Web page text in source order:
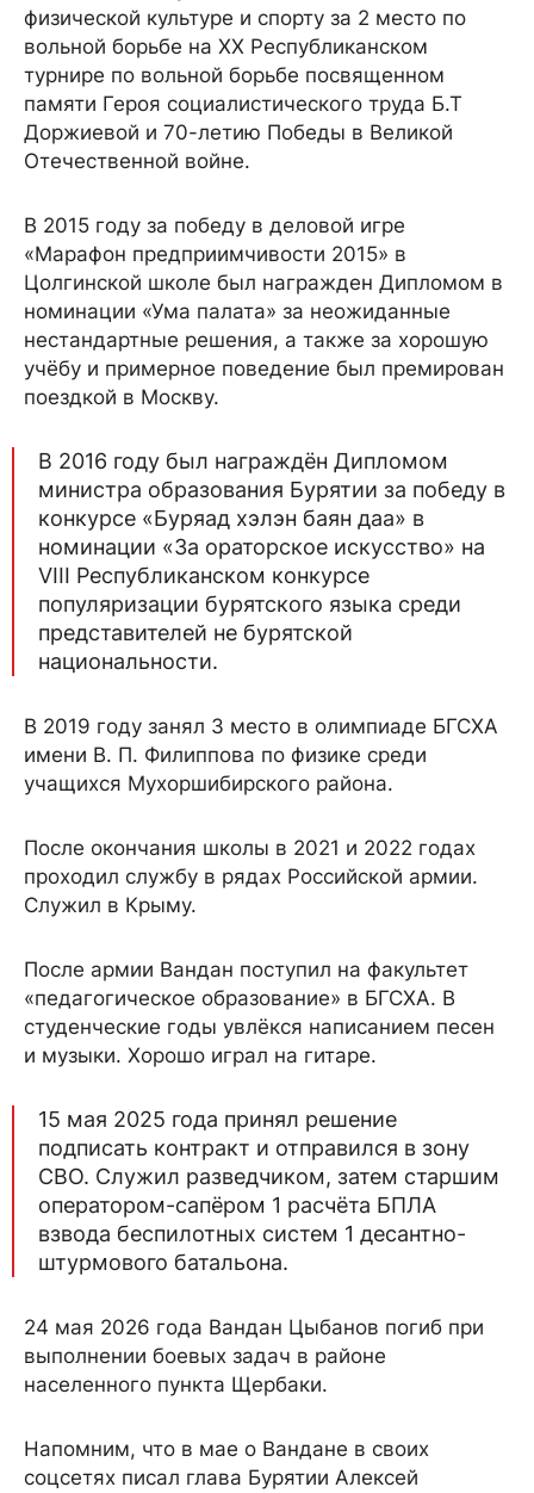
физической культуре и спорту за 2 место по
вольной борьбе на XX Республиканском
турнире по вольной борьбе посвященном
памяти Героя социалистического труда Б.Т
Доржиевой и 70-летию Победы в Великой
Отечественной войне.
В 2015 году за победу в деловой игре
«Марафон предприимчивости 2015» в
Цолгинской школе был награжден Дипломом в
номинации «Ума палата» за неожиданные
нестандартные решения, а также за хорошую
учёбу и примерное поведение был премирован
поездкой в Москву.
В 2016 году был награждён Дипломом
министра образования Бурятии за победу в
конкурсе «Буряад хэлэн баян даа» в
номинации «За ораторское искусство» на
VIII Республиканском конкурсе
популяризации бурятского языка среди
представителей не бурятской
национальности.
В 2019 году занял 3 место в олимпиаде БГСХА
имени В. П. Филиппова по физике среди
учащихся Мухоршибирского района.
После окончания школы в 2021 и 2022 годах
проходил службу в рядах Российской армии.
Служил в Крыму.
После армии Вандан поступил на факультет
«педагогическое образование» в БГСХА. В
студенческие годы увлёкся написанием песен
и музыки. Хорошо играл на гитаре.
15 мая 2025 года принял решение
подписать контракт и отправился в зону
СВО. Служил разведчиком, затем старшим
оператором-сапёром 1 расчёта БПЛА
взвода беспилотных систем 1 десантно-
штурмового батальона.
24 мая 2026 года Вандан Цыбанов погиб при
выполнении боевых задач в районе
населенного пункта Щербаки.
Напомним, что в мае о Вандане в своих
соцсетях писал глава Бурятии Алексей